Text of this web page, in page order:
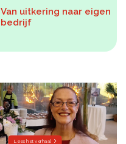
Van uitkering naar eigen
bedrijf
Lees het verhaal